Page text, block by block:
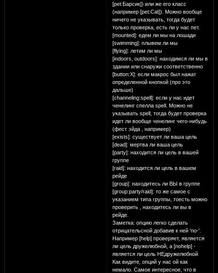
[pet:Барсик]) или же его класс
(например [pet:Cat]). Можно вообще
ничего не указывать, тогда будет
только проверка, есть ли у нас пет.
[mounted]: едем ли мы на лошади
[swimming]: плывем ли мы
[flying]: летим ли мы
[indoors, outdoors]: находимся ли мы в
здании или снаружи соответственно
[button:X]: если макрос был нажат
определенной кнопкой (про это
дальше)
[channeling:spell]: если у нас идет
ченелинг спелла spell. Можно не
указывать spell, тогда будет проверка
идет ли вообще ченелинг чего-нибудь
(фест эйда , например)
[exists]: существует ли ваша цель
[dead]: мертва ли ваша цель
[party]: находится ли цель в вашей
группе
[raid]: находится ли цель в вашем
рейде
[group]: находитесь ли ВЫ в группе
[group:party/raid]: то же самое с
указанием типа группы, тоесть можно
проверить , находитесь ли вы в
рейде.
Заметка: опцию легко сделать
отрицательсной добавив к ней 'no-'.
Например [help] проверяет, является
ли цель дружелюбной, а [nohelp] -
является ли цель НЕдружелюбной
Как видите, опций у нас ой как
немало. Самое интересное, что в